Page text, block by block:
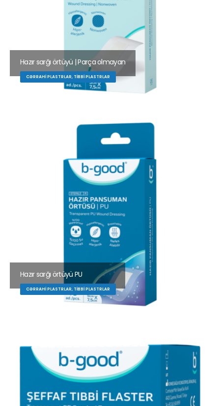
Hazır sarğı örtüyü | Parça olmayan
CƏRRAHI PLASTRLAR, TIBBI PLASTRLAR
Hazır sarğı örtüyü PU
CƏRRAHI PLASTRLAR, TIBBI PLASTRLAR